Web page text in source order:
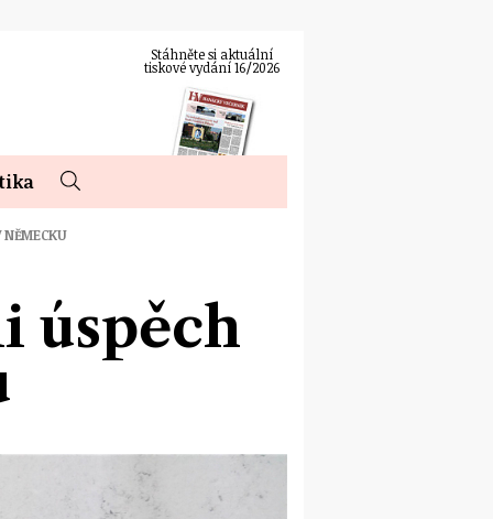
Stáhněte si aktuální
tiskové vydání 16/2026
NĚMECKU
úspěch